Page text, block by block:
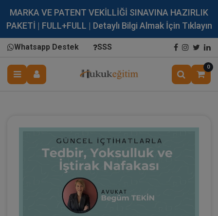
MARKA VE PATENT VEKİLLİĞİ SINAVINA HAZIRLIK
PAKETİ | FULL+FULL | Detaylı Bilgi Almak İçin Tıklayın
Whatsapp Destek SSS
0